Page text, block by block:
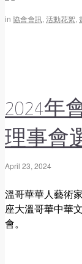
in 協會會訊, 活動花絮,
2024年
理事會
April 23, 2024
溫哥華華人藝術
座大溫哥華中華
會。